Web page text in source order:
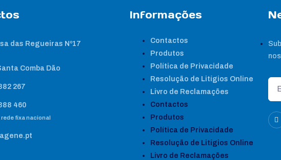
das Regueiras Nº17
Comba Dão
267
460
rede fixa nacional
Informações
Contactos
Produtos
Política de Privacidade
Resolução de Litígios Online
Livro de Reclamações
Contactos
Produtos
Política de Privacidade
Resolução de Litígios Online
Livro de Reclamações